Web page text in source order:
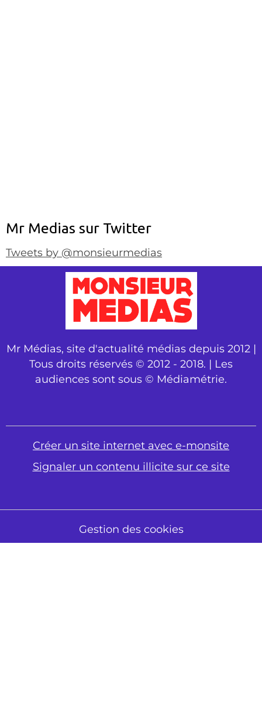
Mr Medias sur Twitter
Tweets by @monsieurmedias
Mr Médias, site d'actualité médias depuis 2012 |
Tous droits réservés © 2012 - 2018. | Les
audiences sont sous © Médiamétrie.
Créer un site internet avec e-monsite
Signaler un contenu illicite sur ce site
Gestion des cookies